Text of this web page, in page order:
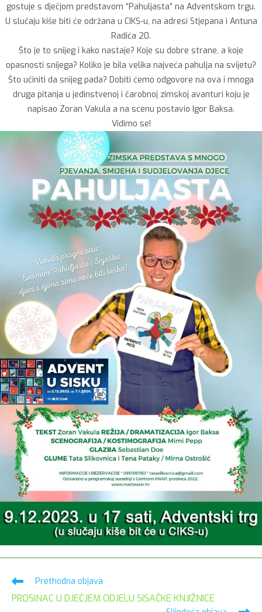
gostuje s dječjom predstavom “Pahuljasta” na Adventskom trgu.
U slučaju kiše biti će održana u CIKS-u, na adresi Stjepana i Antuna
Radića 20.
Što je to snijeg i kako nastaje? Koje su dobre strane, a koje
opasnosti snijega? Koliko je bila velika najveća pahulja na svijetu?
Što učiniti da snijeg pada? Dobiti ćemo odgovore na ova i mnoga
druga pitanja u jedinstvenoj i čarobnoj zimskoj avanturi koju je
napisao Zoran Vakula a na scenu postavio Igor Baksa.
Vidimo se!
Pročitaj
članaka
Prethodna objava
PROSINAC U DJEČJEM ODJELU SISAČKE KNJIŽNICE